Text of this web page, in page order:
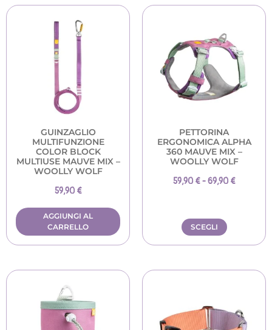
GUINZAGLIO
MULTIFUNZIONE
COLOR BLOCK
MULTIUSE MAUVE MIX –
WOOLLY WOLF
59,90 €
AGGIUNGI AL
CARRELLO
PETTORINA
ERGONOMICA ALPHA
360 MAUVE MIX –
WOOLLY WOLF
59,90 € - 69,90 €
SCEGLI